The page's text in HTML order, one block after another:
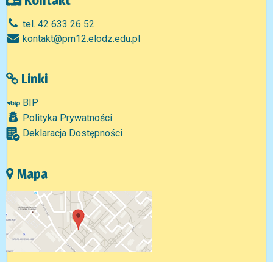
tel. 42 633 26 52
kontakt@pm12.elodz.edu.pl
Linki
BIP
Polityka Prywatności
Deklaracja Dostępności
Mapa